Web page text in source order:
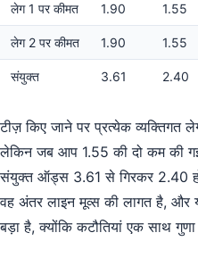
लेग 1 पर कीमत 1.90 1.55
लेग 2 पर कीमत 1.90 1.55
संयुक्त 3.61 2.40
टीज़ किए जाने पर प्रत्येक व्यक्तिगत
लेकिन जब आप 1.55 की दो कम की
संयुक्त ऑड्स 3.61 से गिरकर 2.40
वह अंतर लाइन मूव्स की लागत है, और
बड़ा है, क्योंकि कटौतियां एक साथ गुणा